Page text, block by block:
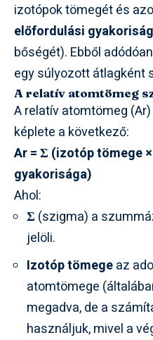
izotópok tömegét és
előfordulási
bőségét). Ebből
egy súlyozott átlagként
A relatív atomtömeg
A relatív atomtömeg
képlete a következő:
Ar = Σ (izotóp tömege
gyakorisága)
Ahol:
Σ (szigma) a
jelöli.
Izotóp tömegeaz
atomtömege
megadva, de a
használjuk, mivel a